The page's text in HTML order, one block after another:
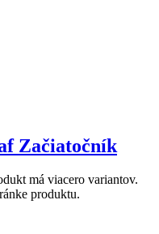
Začiatočník
má viacero variantov.
produktu.